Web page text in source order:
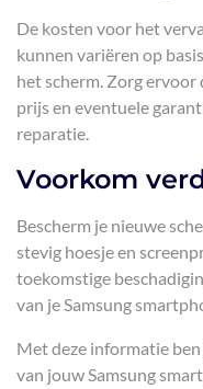
De kosten voor het
kunnen variëren op
het scherm. Zorg
prijs en eventuele
reparatie.
Voorkom
Bescherm je nieuwe
stevig hoesje en
toekomstige
van je Samsung
Met deze informatie
van jouw Samsung